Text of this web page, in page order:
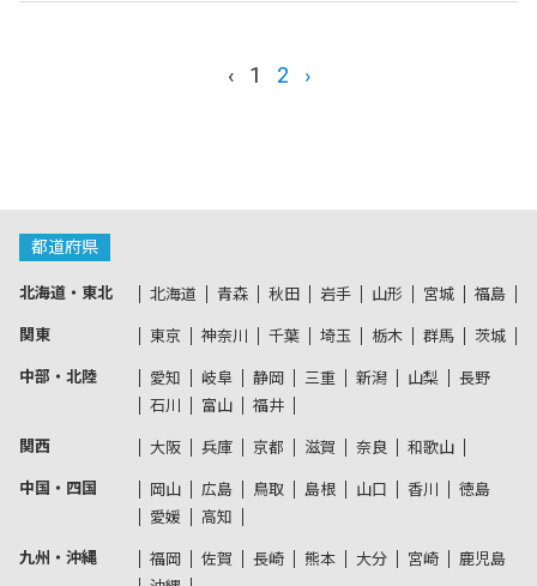
‹ 1 2 ›
都道府県
北海道・東北 北海道 青森 秋田 岩手 山形 宮城 福島
関東 東京 神奈川 千葉 埼玉 栃木 群馬 茨城
中部・北陸 愛知 岐阜 静岡 三重 新潟 山梨
長野
石川
富山 福井
関西 大阪 兵庫 京都 滋賀 奈良 和歌山
中国・四国 岡山 広島 鳥取 島根 山口 香川
徳島
愛媛
高知
九州・沖縄 福岡 佐賀 長崎 熊本 大分 宮崎
鹿児島